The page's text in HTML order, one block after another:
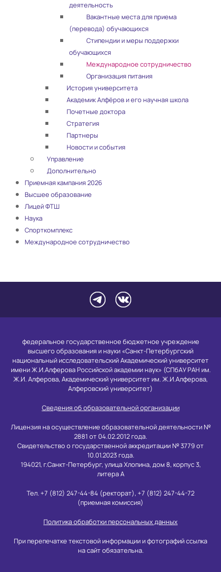
деятельность
Вакантные места для приема
(перевода) обучающихся
Стипендии и меры поддержки
обучающихся
Международное сотрудничество
Организация питания
История университета
Академик Алфёров и его научная школа
Почетные доктора
Стратегия
Партнеры
Новости и события
Управление
Дополнительно
Приемная кампания 2026
Высшее образование
Лицей ФТШ
Наука
Спорткомплекс
Международное сотрудничество
федеральное государственное бюджетное учреждение
высшего образования и науки «Санкт-Петербургский
национальный исследовательский Академический университет
имени Ж.И.Алферова Российской академии наук» (СПбАУ РАН им.
Ж.И. Алферова, Академический университет им. Ж.И.Алферова,
Алферовский университет)
Сведения об образовательной организации
Лицензия на осуществление образовательной деятельности №
2881 от 04.02.2012 года.
Свидетельство о государственной аккредитации № 3779 от
10.01.2023 года.
194021, г.Санкт-Петербург, улица Хлопина, дом 8, корпус 3,
литера А
Тел. +7 (812) 247-44-84 (ректорат), +7 (812) 247-44-72
(приемная комиссия)
Политика обработки персональных данных
При перепечатке текстовой информации и фотографий ссылка
на сайт обязательна.